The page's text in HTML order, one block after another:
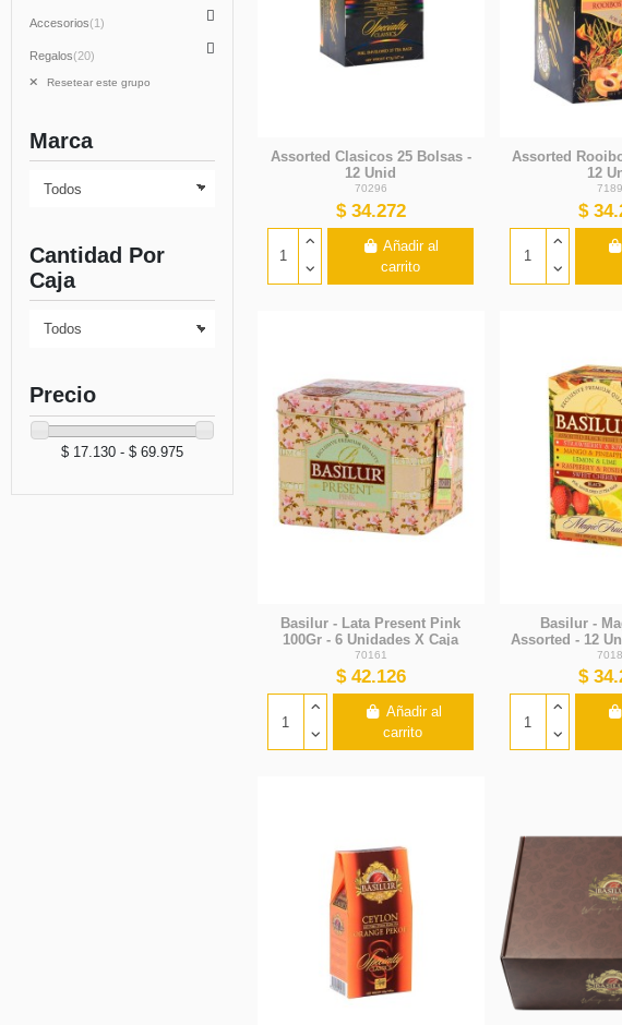
Assorted Clasicos 25 Bolsas -
12 Unid
70296
$ 34.272
Añadir al
carrito
Assorted
12
$
Basilur - Lata Present Pink
100Gr - 6 Unidades X Caja
70161
$ 42.126
Añadir al
carrito
Basilur -
Assorted - 12
$

Accesorios(1)

Regalos(20)
Resetear este grupo
Marca
Cantidad Por
Caja
Precio
$ 17.130 - $ 69.975